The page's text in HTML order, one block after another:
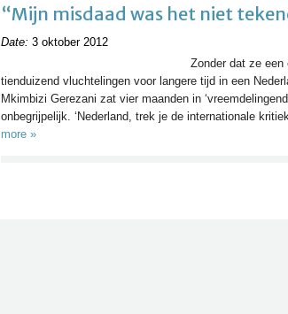
“Mijn misdaad was het niet
Date: 3 oktober 2012
Zonder dat ze een
tienduizend vluchtelingen voor langere tijd in een
Mkimbizi Gerezani zat vier maanden in
onbegrijpelijk. ‘Nederland, trek je de internationale
more »